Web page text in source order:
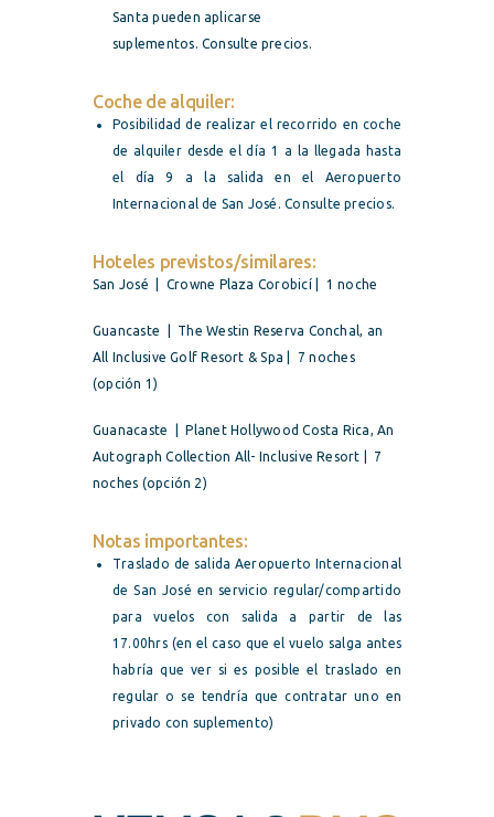
Santa pueden aplicarse
suplementos. Consulte precios.
Coche de alquiler:
Posibilidad de realizar el recorrido en coche
de alquiler desde el día 1 a la llegada hasta
el día 9 a la salida en el Aeropuerto
Internacional de San José. Consulte precios.
Hoteles previstos/similares:
San José | Crowne Plaza Corobicí | 1 noche
Guancaste | The Westin Reserva Conchal, an
All Inclusive Golf Resort & Spa | 7 noches
(opción 1)
Guanacaste | Planet Hollywood Costa Rica, An
Autograph Collection All- Inclusive Resort | 7
noches (opción 2)
Notas importantes:
Traslado de salida Aeropuerto Internacional
de San José en servicio regular/compartido
para vuelos con salida a partir de las
17.00hrs (en el caso que el vuelo salga antes
habría que ver si es posible el traslado en
regular o se tendría que contratar uno en
privado con suplemento)